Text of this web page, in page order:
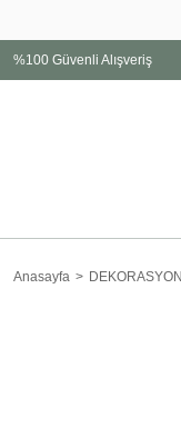
%100 Güvenli Alışveriş
Anasayfa DEKORASYON